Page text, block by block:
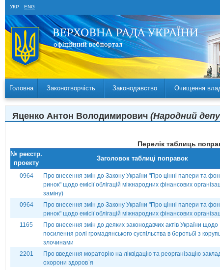
УКР ENG
Головна Законотворчість Законодавство Очищення
Яценко Антон Володимирович (Народний
Перелік таблиць
№ реєстр.
проекту
Заголовок таблиці поправок
0964
Про внесення змін до Закону України "Про цінні папери та
ринок" щодо емісії облігацій міжнародних фінансових
заміну)
0964
Про внесення змін до Закону України "Про цінні папери та
ринок" щодо емісії облігацій міжнародних фінансових
1165
Про внесення змін до деяких законодавчих актів України щодо
посилення ролі громадянського суспільства в боротьбі з
злочинами
2201
Про введення мораторію на ліквідацію та реорганізацію
охорони здоров`я